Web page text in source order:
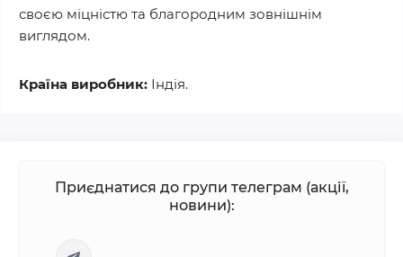
своєю міцністю та благородним зовнішнім
виглядом.
Країна виробник: Індія.
Приєднатися до групи телеграм (акції,
новини):